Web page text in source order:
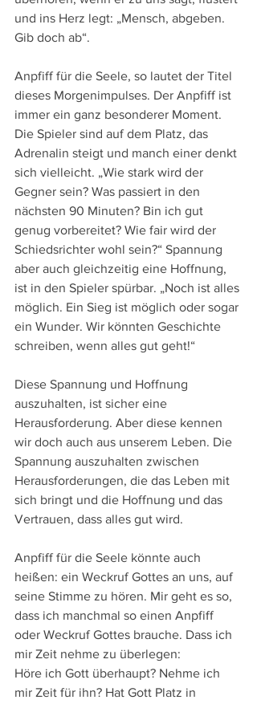
und ins Herz legt: „Mensch, abgeben.
Gib doch ab“.
Anpfiff für die Seele, so lautet der Titel
dieses Morgenimpulses. Der Anpfiff ist
immer ein ganz besonderer Moment.
Die Spieler sind auf dem Platz, das
Adrenalin steigt und manch einer denkt
sich vielleicht. „Wie stark wird der
Gegner sein? Was passiert in den
nächsten 90 Minuten? Bin ich gut
genug vorbereitet? Wie fair wird der
Schiedsrichter wohl sein?“ Spannung
aber auch gleichzeitig eine Hoffnung,
ist in den Spieler spürbar. „Noch ist alles
möglich. Ein Sieg ist möglich oder sogar
ein Wunder. Wir könnten Geschichte
schreiben, wenn alles gut geht!“
Diese Spannung und Hoffnung
auszuhalten, ist sicher eine
Herausforderung. Aber diese kennen
wir doch auch aus unserem Leben. Die
Spannung auszuhalten zwischen
Herausforderungen, die das Leben mit
sich bringt und die Hoffnung und das
Vertrauen, dass alles gut wird.
Anpfiff für die Seele könnte auch
heißen: ein Weckruf Gottes an uns, auf
seine Stimme zu hören. Mir geht es so,
dass ich manchmal so einen Anpfiff
oder Weckruf Gottes brauche. Dass ich
mir Zeit nehme zu überlegen:
Höre ich Gott überhaupt? Nehme ich
mir Zeit für ihn? Hat Gott Platz in